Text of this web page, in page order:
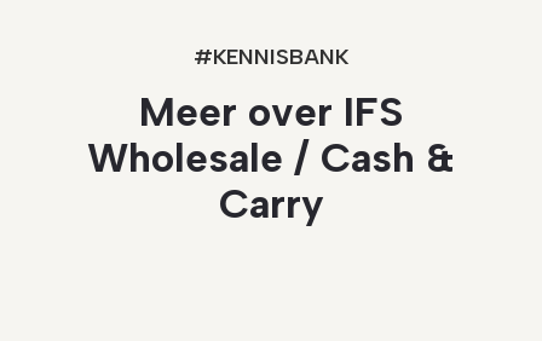
#KENNISBANK
Meer over IFS
Wholesale / Cash &
Carry